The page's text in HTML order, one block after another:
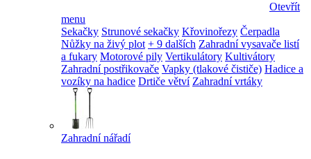
Otevřít
menu
Sekačky Strunové sekačky Křovinořezy Čerpadla
Nůžky na živý plot + 9 dalších Zahradní vysavače listí
a fukary Motorové pily Vertikulátory Kultivátory
Zahradní postřikovače Vapky (tlakové čističe) Hadice a
vozíky na hadice Drtiče větví Zahradní vrtáky
Zahradní nářadí